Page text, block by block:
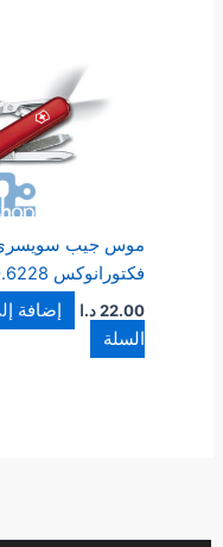
موس جيب
فكتورانوكس 0.6228
22.00 د.ا
إضافة
السلة